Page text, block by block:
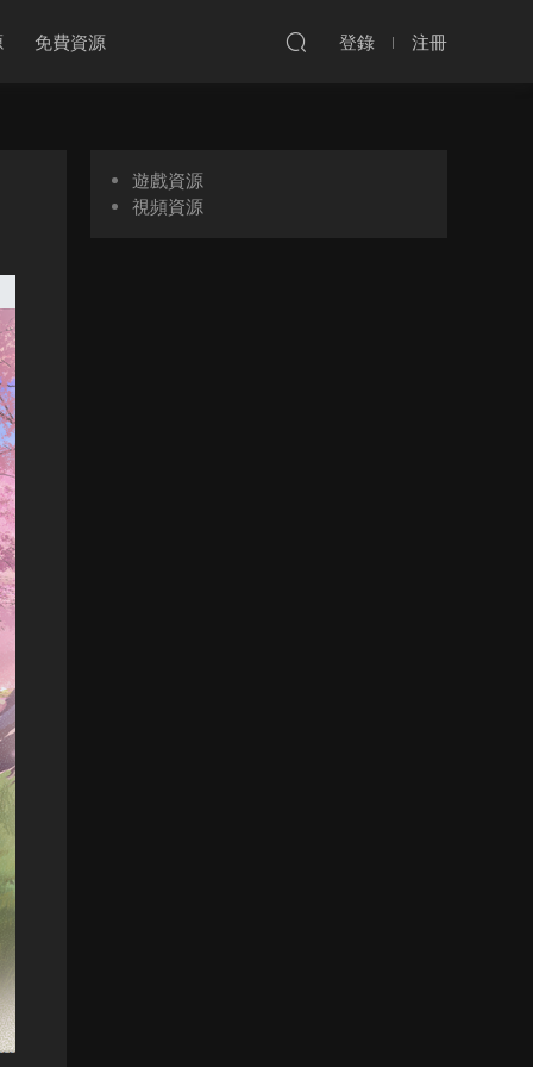
免費資源 登錄 注冊
遊戲資源
視頻資源